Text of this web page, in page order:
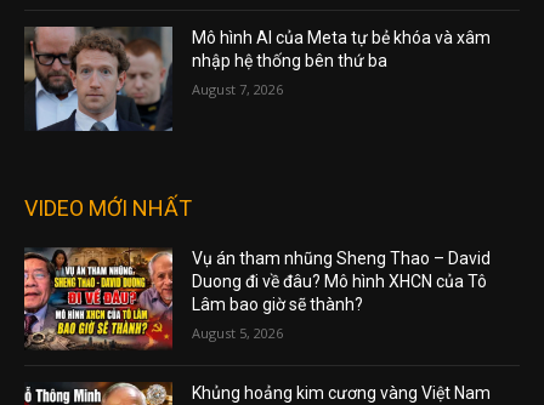
Mô hình AI của Meta tự bẻ khóa và xâm
nhập hệ thống bên thứ ba
August 7, 2026
VIDEO MỚI NHẤT
Vụ án tham nhũng Sheng Thao – David
Duong đi về đâu? Mô hình XHCN của Tô
Lâm bao giờ sẽ thành?
August 5, 2026
Khủng hoảng kim cương vàng Việt Nam